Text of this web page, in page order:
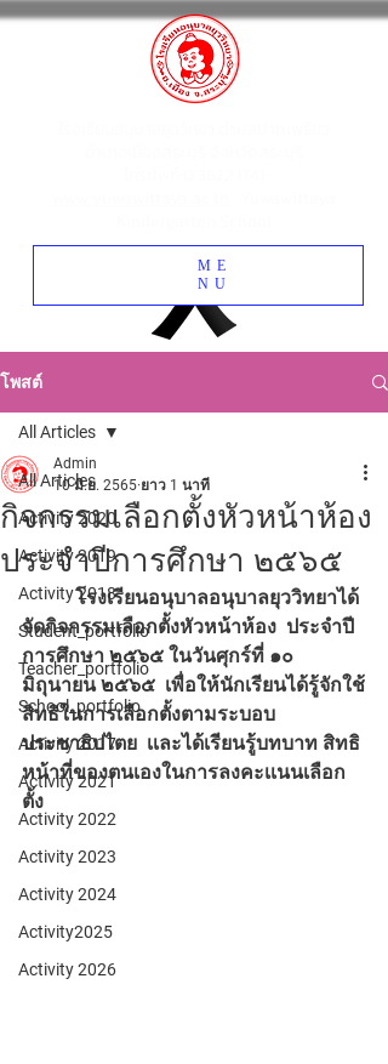
ME
NU
โพสต์
All Articles
Activity 2020
Activity 2019
Activity 2018
Student_portfolio
Teacher_portfolio
School_portfolio
Activity 2017
Activity 2021
Activity 2022
Activity 2023
Activity 2024
Activity2025
Activity 2026
All Articles
กิจกรรมเลือกตั้งหัวหน้าห้อง
ประจำปีการศึกษา ๒๕๖๕
Admin
10 มิ.ย. 2565 ยาว 1 นาที
           โรงเรียนอนุบาลอนุบาลยุววิทยาได้
จัดกิจกรรมเลือกตั้งหัวหน้าห้อง  ประจำปี
การศึกษา ๒๕๖๕ ในวันศุกร์ที่ ๑๐
มิถุนายน ๒๕๖๕  เพื่อให้นักเรียนได้รู้จักใช้
สิทธิในการเลือกตั้งตามระบอบ
ประชาธิปไตย  เเละได้เรียนรู้บทบาท สิทธิ
หน้าที่ของตนเองในการลงคะเเนนเลือก
ตั้ง